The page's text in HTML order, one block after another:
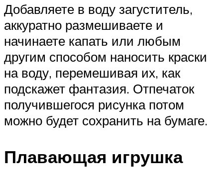
Добавляете в воду загуститель,
аккуратно размешиваете и
начинаете капать или любым
другим способом наносить краски
на воду, перемешивая их, как
подскажет фантазия. Отпечаток
получившегося рисунка потом
можно будет сохранить на бумаге.
Плавающая игрушка